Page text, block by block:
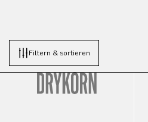
Filtern & sortieren